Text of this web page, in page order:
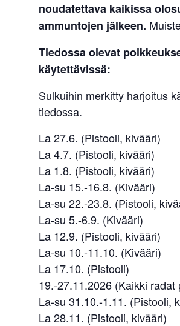
noudatettava kaikissa
ammuntojen jälkeen.
Tiedossa olevat
käytettävissä:
Sulkuihin merkitty harjoitus
tiedossa.
La 27.6. (Pistooli, kivääri)
La 4.7. (Pistooli, kivääri)
La 1.8. (Pistooli, kivääri)
La-su 15.-16.8. (Kivääri)
La-su 22.-23.8. (Pistooli,
La-su 5.-6.9. (Kivääri)
La 12.9. (Pistooli, kivääri)
La-su 10.-11.10. (Kivääri)
La 17.10. (Pistooli)
19.-27.11.2026 (Kaikki radat
La-su 31.10.-1.11. (Pistooli,
La 28.11. (Pistooli, kivääri)